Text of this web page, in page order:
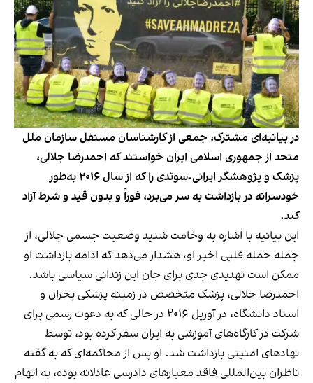
در بیانیه‌ای مشترک، جمعی از کارشناسان مستقل سازمان ملل
متحد از جمهوری اسلامی ایران خواستند که احمدرضا جلالی،
پزشک و پژوهشگر ایرانی-سوئدی را که از سال ۲۰۱۶ به‌طور
خودسرانه در بازداشت به سر می‌برد، فوراً و بدون قید و شرط آزاد
کند.
این بیانیه با اشاره به وخامت شدید وضعیت جسمی جلالی، از
جمله حمله قلبی اخیر او، هشدار می‌دهد که ادامه بازداشت او
ممکن است تهدیدی جدی برای جان این زندانی سیاسی باشد.
احمدرضا جلالی، پزشک متخصص در زمینه پزشکی بحران و
استاد دانشگاه، در آوریل ۲۰۱۶ در حالی که به دعوت رسمی برای
شرکت در کارگاه‌های آموزشی به ایران سفر کرده بود، توسط
نهادهای امنیتی بازداشت شد. او پس از محاکمه‌ای که به گفته
ناظران بین‌المللی فاقد معیارهای دادرسی عادلانه بوده، به اتهام